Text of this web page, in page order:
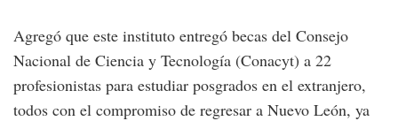
Agregó que este instituto entregó becas del Consejo
Nacional de Ciencia y Tecnología (Conacyt) a 22
profesionistas para estudiar posgrados en el extranjero,
todos con el compromiso de regresar a Nuevo León, ya